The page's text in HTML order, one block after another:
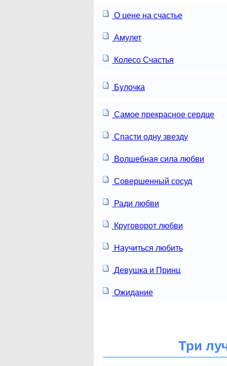
О цене на счастье
Амулет
Колесо Счастья
Булочка
Самое прекрасное сердце
Спасти одну звезду
Волшебная сила любви
Совершенный сосуд
Ради любви
Круговорот любви
Научиться любить
Девушка и Принц
Ожидание
Три